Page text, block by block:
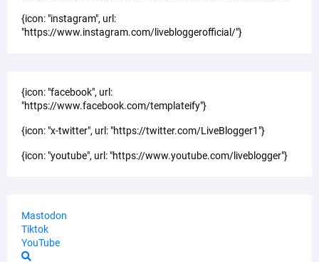
{icon: "instagram", url:
"https://www.instagram.com/livebloggerofficial/"}
{icon: "facebook", url:
"https://www.facebook.com/templateify"}
{icon: "x-twitter", url: "https://twitter.com/LiveBlogger1"}
{icon: "youtube", url: "https://www.youtube.com/liveblogger"}
Mastodon
Tiktok
YouTube